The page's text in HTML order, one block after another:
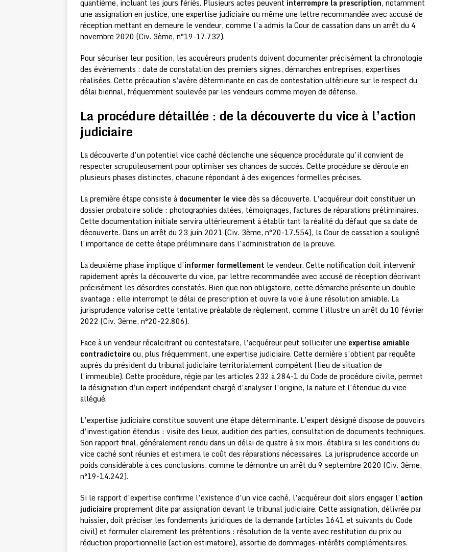
quantième, incluant les jours fériés. Plusieurs actes peuvent interrompre la prescription, notamment
une assignation en justice, une expertise judiciaire ou même une lettre recommandée avec accusé de
réception mettant en demeure le vendeur, comme l’a admis la Cour de cassation dans un arrêt du 4
novembre 2020 (Civ. 3ème, n°19-17.732).
Pour sécuriser leur position, les acquéreurs prudents doivent documenter précisément la chronologie
des événements : date de constatation des premiers signes, démarches entreprises, expertises
réalisées. Cette précaution s’avère déterminante en cas de contestation ultérieure sur le respect du
délai biennal, fréquemment soulevée par les vendeurs comme moyen de défense.
La procédure détaillée : de la découverte du vice à l’action
judiciaire
La découverte d’un potentiel vice caché déclenche une séquence procédurale qu’il convient de
respecter scrupuleusement pour optimiser ses chances de succès. Cette procédure se déroule en
plusieurs phases distinctes, chacune répondant à des exigences formelles précises.
La première étape consiste à documenter le vice dès sa découverte. L’acquéreur doit constituer un
dossier probatoire solide : photographies datées, témoignages, factures de réparations préliminaires.
Cette documentation initiale servira ultérieurement à établir tant la réalité du défaut que sa date de
découverte. Dans un arrêt du 23 juin 2021 (Civ. 3ème, n°20-17.554), la Cour de cassation a souligné
l’importance de cette étape préliminaire dans l’administration de la preuve.
La deuxième phase implique d’informer formellement le vendeur. Cette notification doit intervenir
rapidement après la découverte du vice, par lettre recommandée avec accusé de réception décrivant
précisément les désordres constatés. Bien que non obligatoire, cette démarche présente un double
avantage : elle interrompt le délai de prescription et ouvre la voie à une résolution amiable. La
jurisprudence valorise cette tentative préalable de règlement, comme l’illustre un arrêt du 10 février
2022 (Civ. 3ème, n°20-22.806).
Face à un vendeur récalcitrant ou contestataire, l’acquéreur peut solliciter une expertise amiable
contradictoire ou, plus fréquemment, une expertise judiciaire. Cette dernière s’obtient par requête
auprès du président du tribunal judiciaire territorialement compétent (lieu de situation de
l’immeuble). Cette procédure, régie par les articles 232 à 284-1 du Code de procédure civile, permet
la désignation d’un expert indépendant chargé d’analyser l’origine, la nature et l’étendue du vice
allégué.
L’expertise judiciaire constitue souvent une étape déterminante. L’expert désigné dispose de pouvoirs
d’investigation étendus : visite des lieux, audition des parties, consultation de documents techniques.
Son rapport final, généralement rendu dans un délai de quatre à six mois, établira si les conditions du
vice caché sont réunies et estimera le coût des réparations nécessaires. La jurisprudence accorde un
poids considérable à ces conclusions, comme le démontre un arrêt du 9 septembre 2020 (Civ. 3ème,
n°19-14.242).
Si le rapport d’expertise confirme l’existence d’un vice caché, l’acquéreur doit alors engager l’action
judiciaire proprement dite par assignation devant le tribunal judiciaire. Cette assignation, délivrée par
huissier, doit préciser les fondements juridiques de la demande (articles 1641 et suivants du Code
civil) et formuler clairement les prétentions : résolution de la vente avec restitution du prix ou
réduction proportionnelle (action estimatoire), assortie de dommages-intérêts complémentaires.